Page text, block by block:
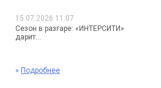
15.07.2026 11:07
Сезон в разгаре: «ИНТЕРСИТИ»
дарит...
» Подробнее